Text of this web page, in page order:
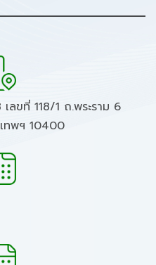
ลขที่ 118/1 ถ.พระราม 6
ทพฯ 10400